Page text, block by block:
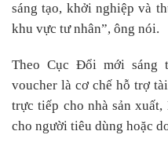
sáng tạo, khởi nghiệp và
khu vực tư nhân”, ông nói.
Theo Cục Đổi mới sáng
voucher là cơ chế hỗ trợ
trực tiếp cho nhà sản xuất,
cho người tiêu dùng hoặc